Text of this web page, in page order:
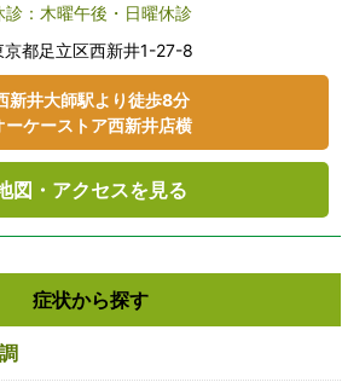
診：木曜午後・日曜休診
京都⾜⽴区⻄新井1-27-8
新井大師駅より徒歩8分
ーケーストア⻄新井店横
図・アクセスを見る
症状から探す